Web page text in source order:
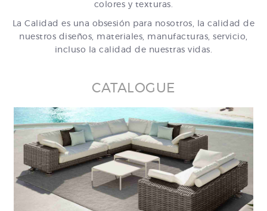
colores y texturas.
La Calidad es una obsesión para nosotros, la calidad de
nuestros diseños, materiales, manufacturas, servicio,
incluso la calidad de nuestras vidas.
CATALOGUE